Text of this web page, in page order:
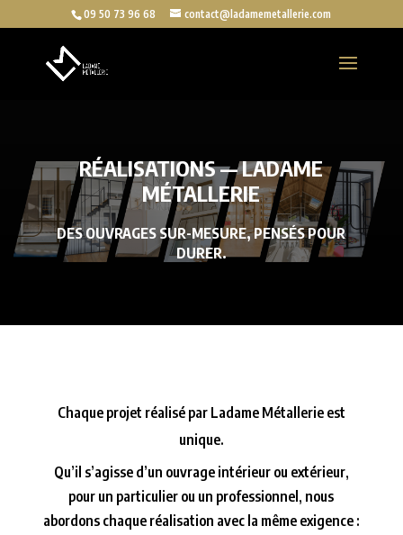
09 50 73 96 68 contact@ladamemetallerie.com
RÉALISATIONS — LADAME
MÉTALLERIE
DES OUVRAGES SUR-MESURE, PENSÉS POUR
DURER.
Chaque projet réalisé par Ladame Métallerie est
unique.
Qu’il s’agisse d’un ouvrage intérieur ou extérieur,
pour un particulier ou un professionnel, nous
abordons chaque réalisation avec la même exigence :